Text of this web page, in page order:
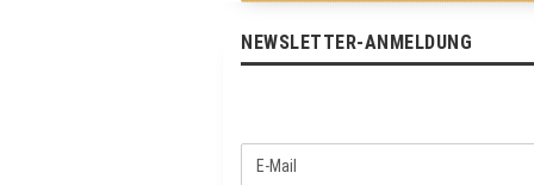
NEWSLETTER-ANMELDUNG
E